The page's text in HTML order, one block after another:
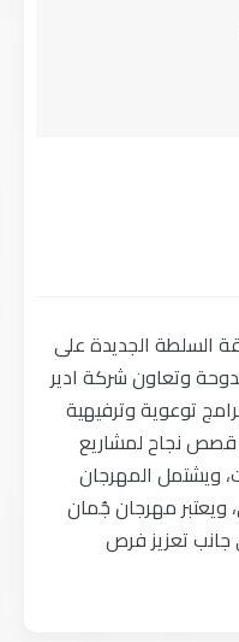
بحديقة السلطة الجديدة على
الدوحة وتعاون شركة ادير
توعوية وترفيهية
قصص نجاح لمشاريع
ويشتمل المهرجان
مهرجان جُمان
جانب تعزيز فرص